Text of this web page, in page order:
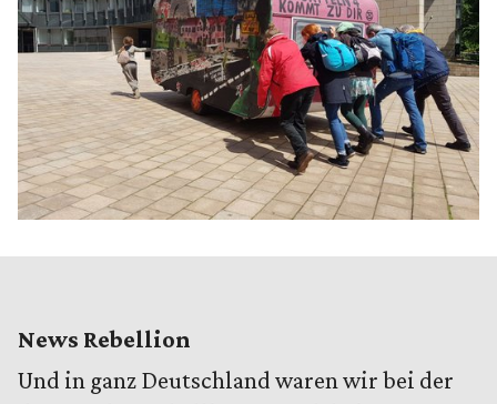
News Rebellion
Und in ganz Deutschland waren wir bei der